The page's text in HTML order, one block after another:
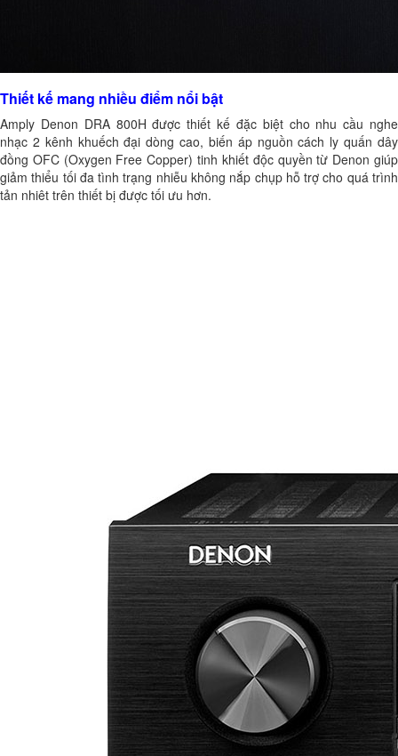
Thiết kế mang nhiều điểm nổi bật
Amply Denon DRA 800H được thiết kế đặc biệt cho nhu cầu nghe
nhạc 2 kênh khuếch đại dòng cao, biến áp nguồn cách ly quấn dây
đồng OFC (Oxygen Free Copper) tinh khiết độc quyền từ Denon giúp
giảm thiểu tối đa tình trạng nhiễu không nắp chụp hỗ trợ cho quá trình
tản nhiêt trên thiết bị được tối ưu hơn.